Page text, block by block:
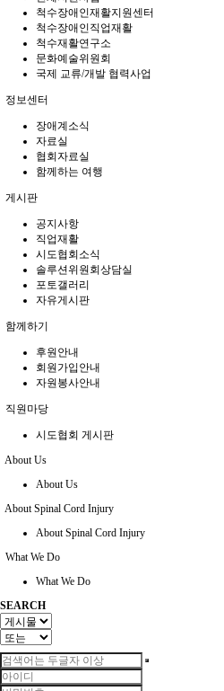
척수장애인재활지원센터
척수장애인직업재활
척수재활연구소
문화예술위원회
국제 교류/개발 협력사업
정보센터
장애계소식
자료실
협회자료실
함께하는 여행
게시판
공지사항
직업재활
시도협회소식
솔루션위원회상담실
포토갤러리
자유게시판
함께하기
후원안내
회원가입안내
자원봉사안내
직원마당
시도협회 게시판
About Us
About Us
About Spinal Cord Injury
About Spinal Cord Injury
What We Do
What We Do
SEARCH